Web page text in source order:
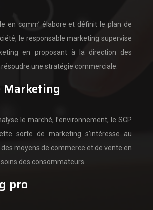
en comm’ élabore et définit le plan de
le responsable marketing supervise
en proposant à la direction des
une stratégie commerciale.
le marché, l’environnement, le SCP
sorte de marketing s’intéresse au
moyens de commerce et de vente en
des consommateurs.
pro